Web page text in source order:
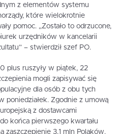
z elementów systemu
które wielokrotnie
pomoc. „Zostało to odrzucone,
urzędników w kancelarii
– stwierdził szef PO.
plus ruszyły w piątek, 22
mogli zapisywać się
dla osób z obu tych
poniedziałek. Zgodnie z umową
z dostawcami
końca pierwszego kwartału
zaszczepienie 3,1 mln Polaków.